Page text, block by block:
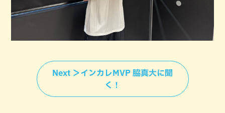
Next ＞インカレMVP 脇真大に聞
く！